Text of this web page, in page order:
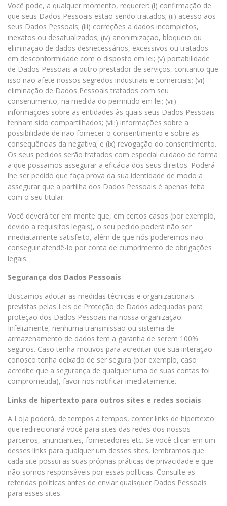
Você pode, a qualquer momento, requerer: (i) confirmação de
que seus Dados Pessoais estão sendo tratados; (ii) acesso aos
seus Dados Pessoais; (iii) correções a dados incompletos,
inexatos ou desatualizados; (iv) anonimização, bloqueio ou
eliminação de dados desnecessários, excessivos ou tratados
em desconformidade com o disposto em lei; (v) portabilidade
de Dados Pessoais a outro prestador de serviços, contanto que
isso não afete nossos segredos industriais e comerciais; (vi)
eliminação de Dados Pessoais tratados com seu
consentimento, na medida do permitido em lei; (vii)
informações sobre as entidades às quais seus Dados Pessoais
tenham sido compartilhados; (viii) informações sobre a
possibilidade de não fornecer o consentimento e sobre as
consequências da negativa; e (ix) revogação do consentimento.
Os seus pedidos serão tratados com especial cuidado de forma
a que possamos assegurar a eficácia dos seus direitos. Poderá
lhe ser pedido que faça prova da sua identidade de modo a
assegurar que a partilha dos Dados Pessoais é apenas feita
com o seu titular.
Você deverá ter em mente que, em certos casos (por exemplo,
devido a requisitos legais), o seu pedido poderá não ser
imediatamente satisfeito, além de que nós poderemos não
conseguir atendê-lo por conta de cumprimento de obrigações
legais.
Segurança dos Dados Pessoais
Buscamos adotar as medidas técnicas e organizacionais
previstas pelas Leis de Proteção de Dados adequadas para
proteção dos Dados Pessoais na nossa organização.
Infelizmente, nenhuma transmissão ou sistema de
armazenamento de dados tem a garantia de serem 100%
seguros. Caso tenha motivos para acreditar que sua interação
conosco tenha deixado de ser segura (por exemplo, caso
acredite que a segurança de qualquer uma de suas contas foi
comprometida), favor nos notificar imediatamente.
Links de hipertexto para outros sites e redes sociais
A Loja poderá, de tempos a tempos, conter links de hipertexto
que redirecionará você para sites das redes dos nossos
parceiros, anunciantes, fornecedores etc. Se você clicar em um
desses links para qualquer um desses sites, lembramos que
cada site possui as suas próprias práticas de privacidade e que
não somos responsáveis por essas políticas. Consulte as
referidas políticas antes de enviar quaisquer Dados Pessoais
para esses sites.